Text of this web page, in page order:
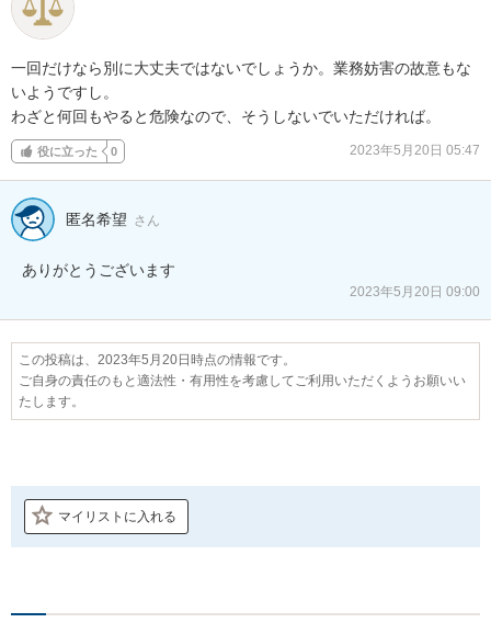
一回だけなら別に大丈夫ではないでしょうか。業務妨害の故意もな
いようですし。
わざと何回もやると危険なので、そうしないでいただければ。
役に立った 0 2023年5月20日 05:47
匿名希望 さん
ありがとうございます
2023年5月20日 09:00
この投稿は、2023年5月20日時点の情報です。
ご自身の責任のもと適法性・有用性を考慮してご利用いただくようお願いい
たします。
マイリストに入れる